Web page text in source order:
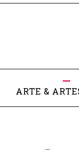
ARTE &